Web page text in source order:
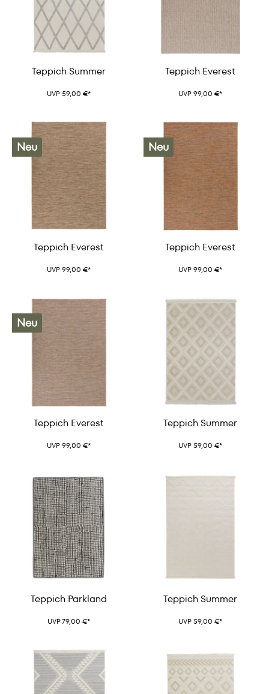
Teppich Summer
UVP 59,00 €*
Teppich Everest
UVP 99,00 €*
Neu
Teppich Everest
UVP 99,00 €*
Neu
Teppich Everest
UVP 99,00 €*
Neu
Teppich Everest
UVP 99,00 €*
Teppich Summer
UVP 59,00 €*
Teppich Parkland
UVP 79,00 €*
Teppich Summer
UVP 59,00 €*